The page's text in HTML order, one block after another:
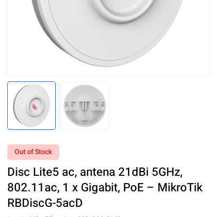
Out of Stock
Disc Lite5 ac, antena 21dBi 5GHz,
802.11ac, 1 x Gigabit, PoE – MikroTik
RBDiscG-5acD